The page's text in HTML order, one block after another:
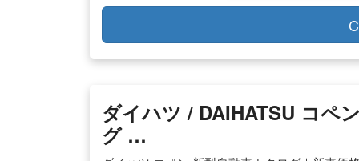
ダイハツ / DAIHATSU コペ
グ …